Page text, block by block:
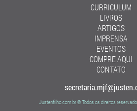
CURRICULUM
LIVROS
ARTIGOS
IMPRENSA
EVENTOS
COMPRE AQUI
CONTATO
Justenfilho.com.br © Todos os direitos